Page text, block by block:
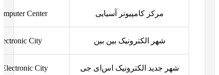
مرکز کامپیوتر آسیایی Center
شهر الکترونیک بین بین City
شهر جدید الکترونیک اس‌ای جی City